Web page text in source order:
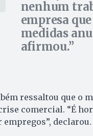
nenhum
empresa
medidas
afirmou.
ressaltou que o
comercial. “É
empregos”, declarou.